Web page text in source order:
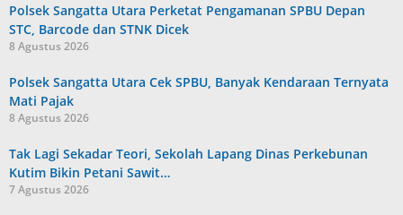
Polsek Sangatta Utara Perketat Pengamanan SPBU Depan
STC, Barcode dan STNK Dicek
8 Agustus 2026
Polsek Sangatta Utara Cek SPBU, Banyak Kendaraan Ternyata
Mati Pajak
8 Agustus 2026
Tak Lagi Sekadar Teori, Sekolah Lapang Dinas Perkebunan
Kutim Bikin Petani Sawit…
7 Agustus 2026